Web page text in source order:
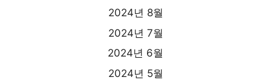
2024년 8월
2024년 7월
2024년 6월
2024년 5월